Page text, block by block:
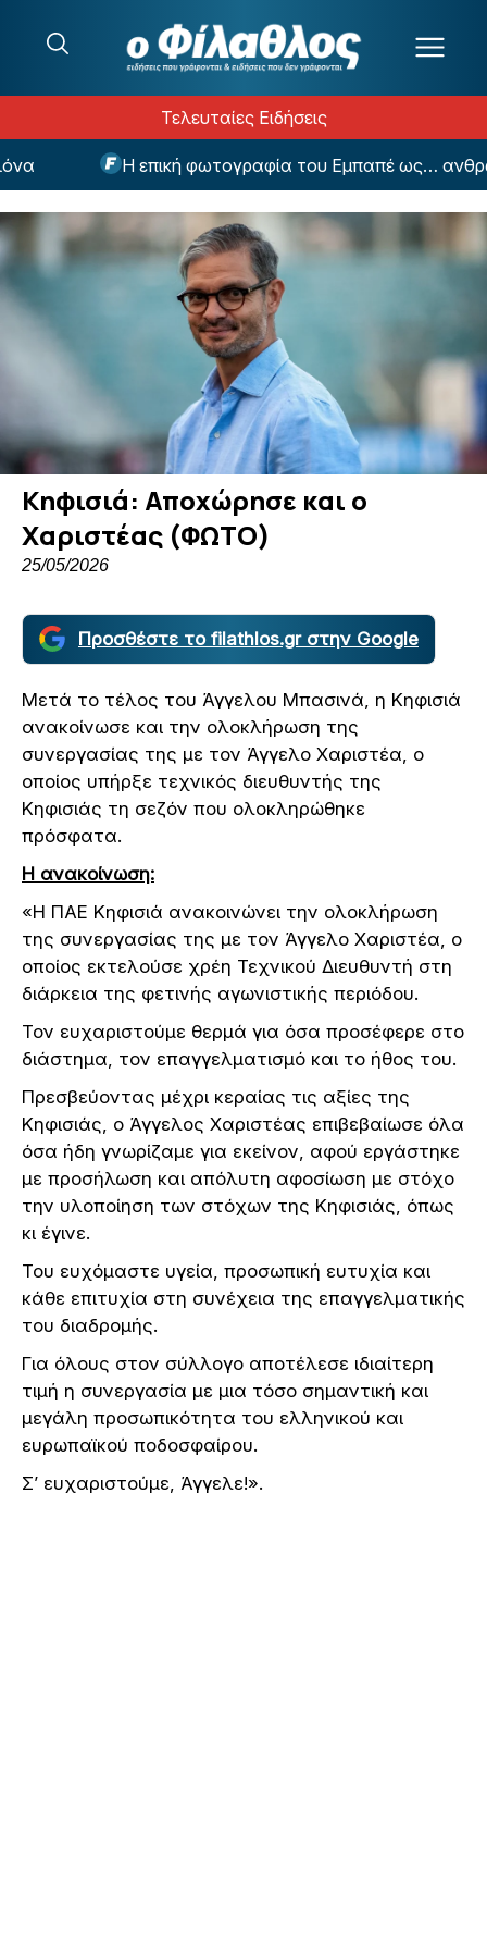
Τελευταίες Ειδήσεις
Η επική φωτογραφία του Εμπαπέ ως…
Κηφισιά: Αποχώρησε και ο
Χαριστέας (ΦΩΤΟ)
25/05/2026
Προσθέστε το filathlos.gr στην Google
Μετά το τέλος του Άγγελου Μπασινά, η Κηφισιά
ανακοίνωσε και την ολοκλήρωση της
συνεργασίας της με τον Άγγελο Χαριστέα, ο
οποίος υπήρξε τεχνικός διευθυντής της
Κηφισιάς τη σεζόν που ολοκληρώθηκε
πρόσφατα.
Η ανακοίνωση:
«Η ΠΑΕ Κηφισιά ανακοινώνει την ολοκλήρωση
της συνεργασίας της με τον Άγγελο Χαριστέα, ο
οποίος εκτελούσε χρέη Τεχνικού Διευθυντή στη
διάρκεια της φετινής αγωνιστικής περιόδου.
Τον ευχαριστούμε θερμά για όσα προσέφερε στο
διάστημα, τον επαγγελματισμό και το ήθος του.
Πρεσβεύοντας μέχρι κεραίας τις αξίες της
Κηφισιάς, ο Άγγελος Χαριστέας επιβεβαίωσε όλα
όσα ήδη γνωρίζαμε για εκείνον, αφού εργάστηκε
με προσήλωση και απόλυτη αφοσίωση με στόχο
την υλοποίηση των στόχων της Κηφισιάς, όπως
κι έγινε.
Του ευχόμαστε υγεία, προσωπική ευτυχία και
κάθε επιτυχία στη συνέχεια της επαγγελματικής
του διαδρομής.
Για όλους στον σύλλογο αποτέλεσε ιδιαίτερη
τιμή η συνεργασία με μια τόσο σημαντική και
μεγάλη προσωπικότητα του ελληνικού και
ευρωπαϊκού ποδοσφαίρου.
Σ’ ευχαριστούμε, Άγγελε!».